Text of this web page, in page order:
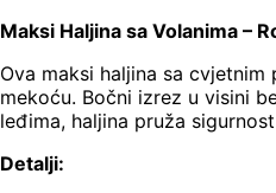
Maksi Haljina sa Volanima –
Ova maksi haljina sa
mekoću. Bočni izrez u visini
leđima, haljina pruža
Detalji: